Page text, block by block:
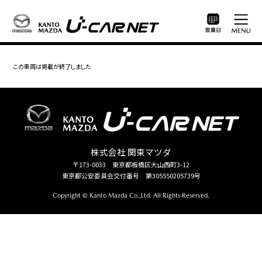
この車両は掲載が終了しました
株式会社 関東マツダ
〒173-0033 東京都板橋区大山西町3-12
東京都公安委員会交付番号 第305550205739号
Copyright © Kanto Mazda Co.,Ltd. All Rights Reserved.